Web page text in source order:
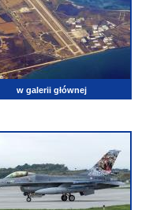
w galerii głównej